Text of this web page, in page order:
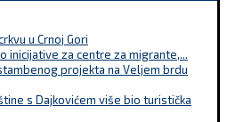
u Crnoj Gori
inicijative za centre za migrante,...
projekta na Veljem brdu
s Dajkovićem više bio turistička